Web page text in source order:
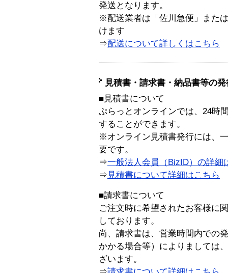
発送となります。
※配送業者は「佐川急便」また
けます
⇒配送について詳しくはこちら
見積書・請求書・納品書等の
■見積書について
ぷらっとオンラインでは、24時
することができます。
※オンライン見積書発行には、
要です。
⇒一般法人会員（BizID）の詳細
⇒ 見積書について詳細はこちら
■請求書について
ご注文時に希望されたお客様に
しております。
尚、請求書は、営業時間内での
かかる場合等）によりましては
ざいます。